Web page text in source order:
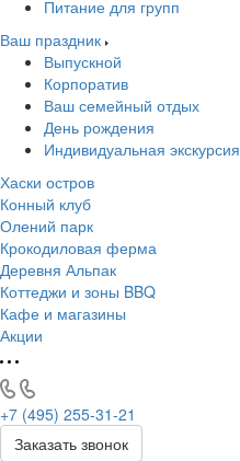
Питание для групп
Ваш праздник
Выпускной
Корпоратив
Ваш семейный отдых
День рождения
Индивидуальная экскурсия
Хаски остров
Конный клуб
Олений парк
Крокодиловая ферма
Деревня Альпак
Коттеджи и зоны BBQ
Кафе и магазины
Акции
+7 (495) 255-31-21
Заказать звонок